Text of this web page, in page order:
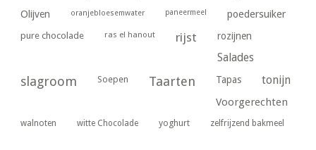
Olijven oranjebloesemwater paneermeel poedersuiker
pure chocolade ras el hanout rijst rozijnen
Salades
slagroom Soepen Taarten Tapas tonijn
Voorgerechten
walnoten witte Chocolade yoghurt zelfrijzend bakmeel